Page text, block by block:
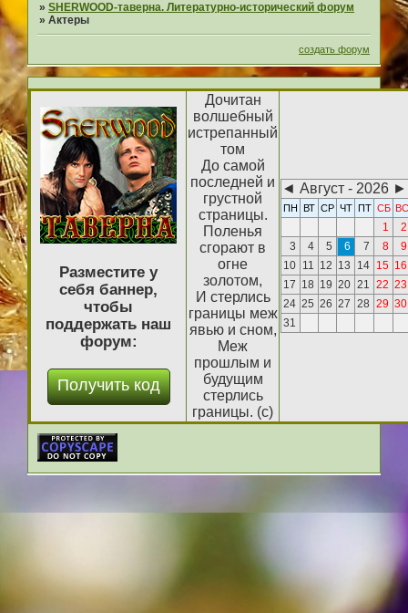
»SHERWOOD-таверна. Литературно-исторический форум
»Актеры
создать форум
Разместите у
себя баннер,
чтобы
поддержать наш
форум:
Дочитан
волшебный
истрепанный
том
До самой
последней и
грустной
страницы.
Поленья
сгорают в
огне
золотом,
И стерлись
границы меж
явью и сном,
Меж
прошлым и
будущим
стерлись
границы. (с)
◄ Август - 2026 ►
ПН ВТ СР ЧТ ПТ СБ ВС
1
2
3
4 5 6 7 8
9
10 11 12 13 14 15 16
17 18 19 20 21 22 23
24 25 26 27 28 29 30
31